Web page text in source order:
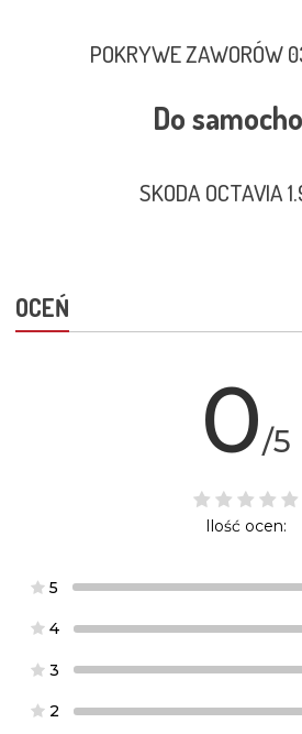
POKRYWE ZAWORÓW
Do
SKODA OCTAVIA
OCEŃ
0/5
Ilość ocen:
5
4
3
2